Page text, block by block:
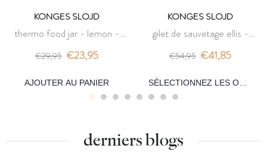
KONGES SLOJD
thermo food jar - lemon -
konges slojd
€29,95 €23,95
AJOUTER AU PANIER
KONGES SLOJD
gilet de sauvetage ellis -
lemon - konges slojd
€54,95 €41,85
derniers blogs